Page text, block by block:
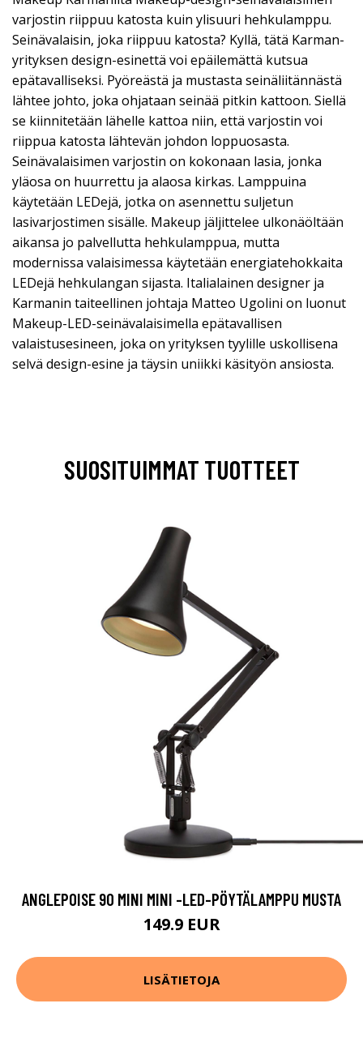
varjostin riippuu katosta kuin ylisuuri hehkulamppu.
Seinävalaisin, joka riippuu katosta? Kyllä, tätä Karman-
yrityksen design-esinettä voi epäilemättä kutsua
epätavalliseksi. Pyöreästä ja mustasta seinäliitännästä
lähtee johto, joka ohjataan seinää pitkin kattoon. Siellä
se kiinnitetään lähelle kattoa niin, että varjostin voi
riippua katosta lähtevän johdon loppuosasta.
Seinävalaisimen varjostin on kokonaan lasia, jonka
yläosa on huurrettu ja alaosa kirkas. Lamppuina
käytetään LEDejä, jotka on asennettu suljetun
lasivarjostimen sisälle. Makeup jäljittelee ulkonäöltään
aikansa jo palvellutta hehkulamppua, mutta
modernissa valaisimessa käytetään energiatehokkaita
LEDejä hehkulangan sijasta. Italialainen designer ja
Karmanin taiteellinen johtaja Matteo Ugolini on luonut
Makeup-LED-seinävalaisimella epätavallisen
valaistusesineen, joka on yrityksen tyylille uskollisena
selvä design-esine ja täysin uniikki käsityön ansiosta.
SUOSITUIMMAT TUOTTEET
ANGLEPOISE 90 MINI MINI -LED-PÖYTÄLAMPPU MUSTA
149.9 EUR
LISÄTIETOJA